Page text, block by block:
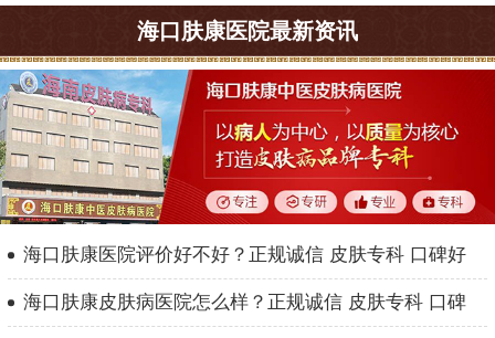
海口肤康医院最新资讯
海口肤康医院评价好不好？正规诚信 皮肤专科 口碑好
海口肤康皮肤病医院怎么样？正规诚信 皮肤专科 口碑